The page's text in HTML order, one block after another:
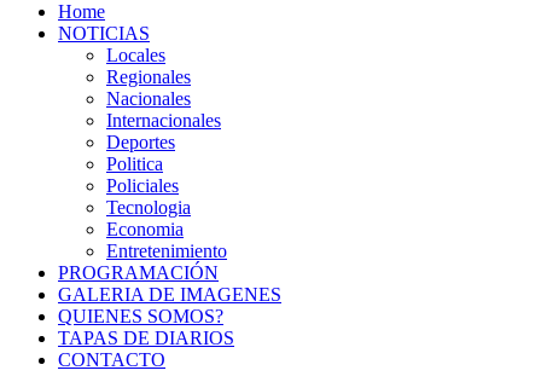
Home
NOTICIAS
Locales
Regionales
Nacionales
Internacionales
Deportes
Politica
Policiales
Tecnologia
Economia
Entretenimiento
PROGRAMACIÓN
GALERIA DE IMAGENES
QUIENES SOMOS?
TAPAS DE DIARIOS
CONTACTO